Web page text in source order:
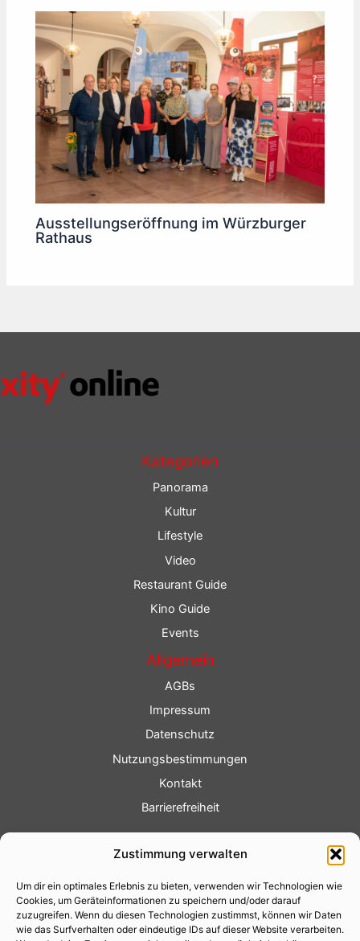
Zustimmung verwalten
Um dir ein optimales Erlebnis zu bieten, verwenden wir Technologien wie
Cookies, um Geräteinformationen zu speichern und/oder darauf
zuzugreifen. Wenn du diesen Technologien zustimmst, können wir Daten
wie das Surfverhalten oder eindeutige IDs auf dieser Website verarbeiten.
Ausstellungseröffnung im Würzburger
Rathaus
Kategorien
Panorama
Kultur
Lifestyle
Video
Restaurant Guide
Kino Guide
Events
Allgemein
AGBs
Impressum
Datenschutz
Nutzungsbestimmungen
Kontakt
Barrierefreiheit
Fotoservice
Videoservice
Werbung